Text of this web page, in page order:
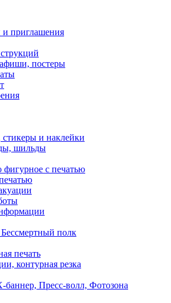
приглашения
постеры
стикеры и наклейки
шильды
фигурное с печатью
полк
печать
контурная резка
баннер, Пресс-волл, Фотозона